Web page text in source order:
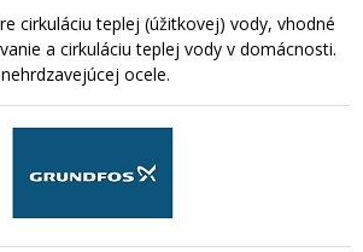
cirkuláciu teplej (úžitkovej) vody, vhodné
a cirkuláciu teplej vody v domácnosti.
ocele.